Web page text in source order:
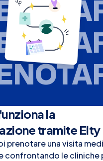
la
tramite Elty
prenotare una visita
confrontando le cliniche